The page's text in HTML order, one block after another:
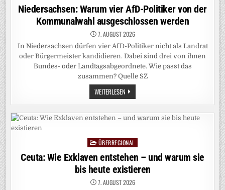
in
Niedersachsen: Warum vier AfD-Politiker von der
Kommunalwahl ausgeschlossen werden
7. AUGUST 2026
In Niedersachsen dürfen vier AfD-Politiker nicht als Landrat
oder Bürgermeister kandidieren. Dabei sind drei von ihnen
Bundes- oder Landtagsabgeordnete. Wie passt das
zusammen? Quelle SZ
WEITERLESEN NIEDERSACHSEN:
WARUM
VIER
AFD-
POLITIKER
KOMMUNALWAHL
AUSGESCHLOSSEN
WERDEN
PostedÜBERREGIONAL
Ceuta: Wie Exklaven entstehen – und warum sie
bis heute existieren
7. AUGUST 2026